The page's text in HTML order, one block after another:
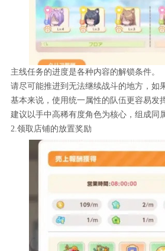
主线任务的进度是各种内容的解锁条件。
请尽可能推进到无法继续战斗的地方，如
基本来说，使用统一属性的队伍更容易发
建议以手中高稀有度角色为核心，组成同
2.领取店铺的放置奖励